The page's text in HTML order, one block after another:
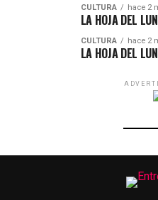
CULTURA hace 2
LA HOJA DEL
CULTURA hace 2
LA HOJA DEL